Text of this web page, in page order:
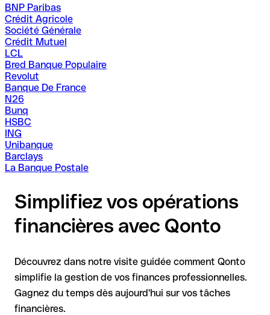
BNP Paribas
Crédit Agricole
Société Générale
Crédit Mutuel
LCL
Bred Banque Populaire
Revolut
Banque De France
N26
Bunq
HSBC
ING
Unibanque
Barclays
La Banque Postale
Simplifiez vos opérations
financières avec Qonto
Découvrez dans notre visite guidée comment Qonto
simplifie la gestion de vos finances professionnelles.
Gagnez du temps dès aujourd'hui sur vos tâches
financières.